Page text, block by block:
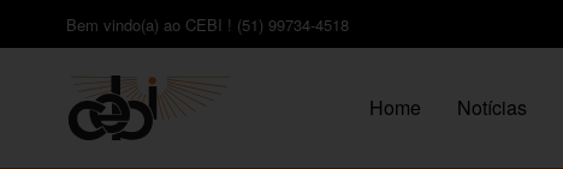
Bem vindo(a) ao CEBI ! (51) 99734-4518
Home Notícias